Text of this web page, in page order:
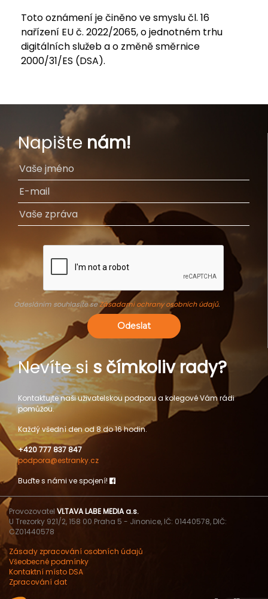
Toto oznámení je činěno ve smyslu čl. 16
nařízení EU č. 2022/2065, o jednotném trhu
digitálních služeb a o změně směrnice
2000/31/ES (DSA).
Napište nám!
Odesláním souhlasíte seZásadami ochrany osobních údajů.
Odeslat
Nevíte si s čímkoliv rady?
Kontaktujte naši uživatelskou podporu a kolegové Vám rádi
pomůžou.
Každý všední den od 8 do 16 hodin.
+420 777 837 847
podpora@estranky.cz
Buďte s námi ve spojení!
Provozovatel VLTAVA LABE MEDIA a.s.
U Trezorky 921/2, 158 00 Praha 5 - Jinonice, IČ: 01440578, DIČ:
CZ01440578
Zásady zpracování osobních údajů
Všeobecné podmínky
Kontaktní místo DSA
Zpracování dat